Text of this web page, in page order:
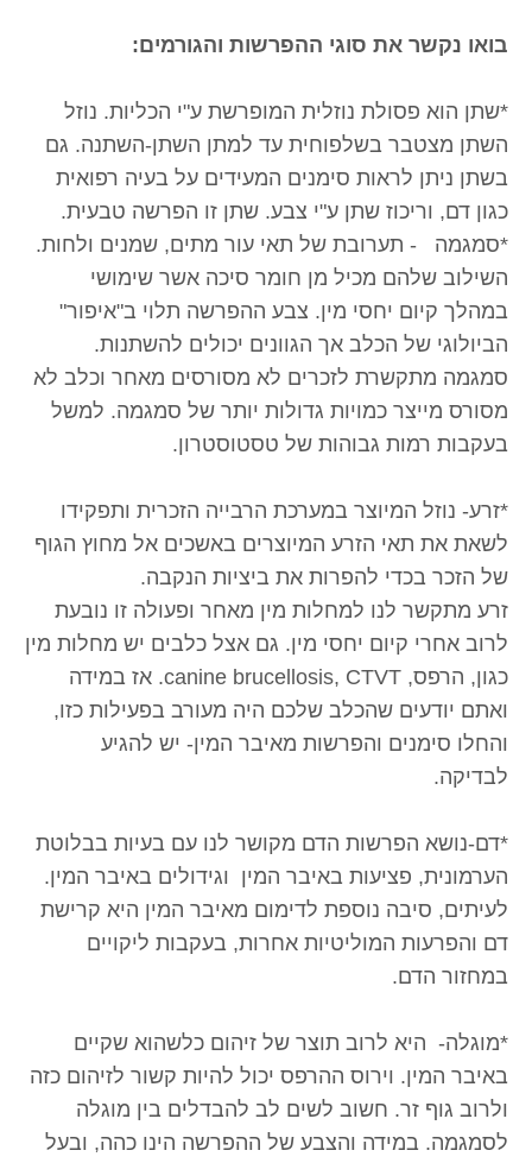
בואו נקשר את סוגי ההפרשות והגורמים:
*שתן הוא פסולת נוזלית המופרשת ע"י הכליות. נוזל
השתן מצטבר בשלפוחית עד למתן השתן-השתנה. גם
בשתן ניתן לראות סימנים המעידים על בעיה רפואית
כגון דם, וריכוז שתן ע"י צבע. שתן זו הפרשה טבעית.
*סמגמה - תערובת של תאי עור מתים, שמנים ולחות.
השילוב שלהם מכיל מן חומר סיכה אשר שימושי
במהלך קיום יחסי מין. צבע ההפרשה תלוי ב"איפור"
הביולוגי של הכלב אך הגוונים יכולים להשתנות.
סמגמה מתקשרת לזכרים לא מסורסים מאחר וכלב לא
מסורס מייצר כמויות גדולות יותר של סמגמה. למשל
בעקבות רמות גבוהות של טסטוסטרון.
*זרע- נוזל המיוצר במערכת הרבייה הזכרית ותפקידו
לשאת את תאי הזרע המיוצרים באשכים אל מחוץ הגוף
של הזכר בכדי להפרות את ביציות הנקבה.
זרע מתקשר לנו למחלות מין מאחר ופעולה זו נובעת
לרוב אחרי קיום יחסי מין. גם אצל כלבים יש מחלות מין
כגון, הרפס, canine brucellosis, CTVT. אז במידה
ואתם יודעים שהכלב שלכם היה מעורב בפעילות כזו,
והחלו סימנים והפרשות מאיבר המין- יש להגיע
לבדיקה.
*דם-נושא הפרשות הדם מקושר לנו עם בעיות בבלוטת
הערמונית, פציעות באיבר המין וגידולים באיבר המין.
לעיתים, סיבה נוספת לדימום מאיבר המין היא קרישת
דם והפרעות המוליטיות אחרות, בעקבות ליקויים
במחזור הדם.
*מוגלה- היא לרוב תוצר של זיהום כלשהוא שקיים
באיבר המין. וירוס ההרפס יכול להיות קשור לזיהום כזה
ולרוב גוף זר. חשוב לשים לב להבדלים בין מוגלה
לסמגמה. במידה והצבע של ההפרשה הינו כהה, ובעל